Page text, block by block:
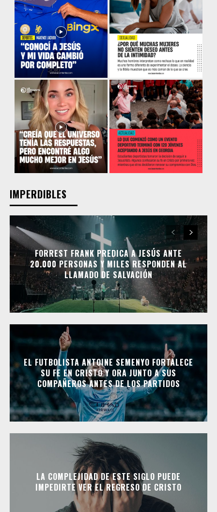
IMPERDIBLES
FORREST FRANK PREDICA A JESÚS ANTE
20.000 PERSONAS Y MILES RESPONDEN AL
LLAMADO DE SALVACIÓN
EL FUTBOLISTA ANTOINE SEMENYO FORTALECE
SU FE EN CRISTO Y ORA JUNTO A SUS
COMPAÑEROS ANTES DE LOS PARTIDOS
LA COMPLEJIDAD DE ESTE SIGLO PUEDE
IMPEDIRTE VER EL REGRESO DE CRISTO